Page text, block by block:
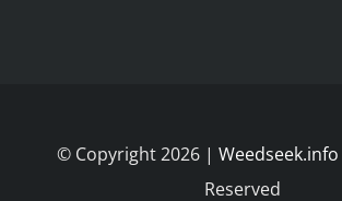
© Copyright 2026 | Weedseek.info
Reserved